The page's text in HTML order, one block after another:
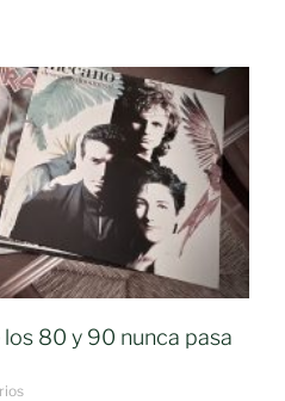
80 y 90 nunca pasa